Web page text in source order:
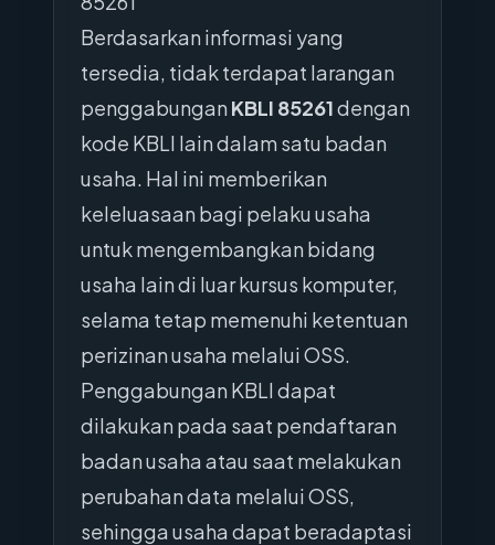
Berdasarkan informasi yang
tersedia, tidak terdapat larangan
penggabungan KBLI 85261dengan
kode KBLI lain dalam satu badan
usaha. Hal ini memberikan
keleluasaan bagi pelaku usaha
untuk mengembangkan bidang
usaha lain di luar kursus komputer,
selama tetap memenuhi ketentuan
perizinan usaha melalui OSS.
Penggabungan KBLI dapat
dilakukan pada saat pendaftaran
badan usaha atau saat melakukan
perubahan data melalui OSS,
sehingga usaha dapat beradaptasi